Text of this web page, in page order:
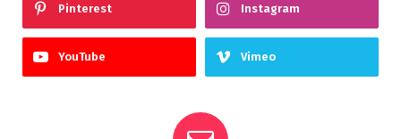
Pinterest Instagram
YouTube Vimeo